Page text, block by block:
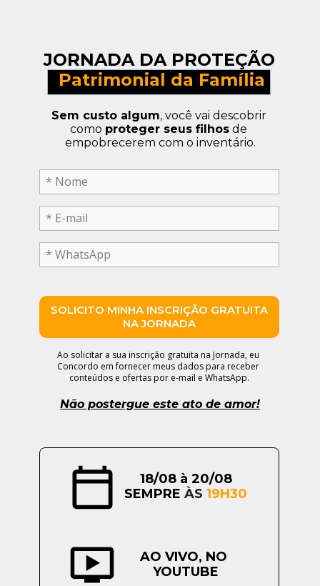
JORNADA DA PROTEÇÃO
Patrimonial da Família
Sem custo algum, você vai descobrir
como proteger seus filhos de
empobrecerem com o inventário.
SOLICITO MINHA INSCRIÇÃO GRATUITA
NA JORNADA
Ao solicitar a sua inscrição gratuita na Jornada, eu
Concordo em fornecer meus dados para receber
conteúdos e ofertas por e-mail e WhatsApp.
Não postergue este ato de amor!
AO VIVO, NO
YOUTUBE
18/08 à 20/08
SEMPRE ÀS 19H30